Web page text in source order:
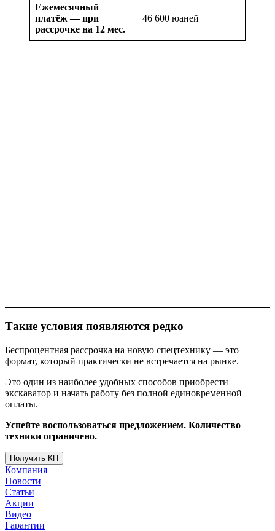
Ежемесячный
платёж — при
рассрочке на 12 мес.
46 600 юаней
Такие условия появляются редко
Беспроцентная рассрочка на новую спецтехнику — это
формат, который практически не встречается на рынке.
Это один из наиболее удобных способов приобрести
экскаватор и начать работу без полной единовременной
оплаты.
Успейте воспользоваться предложением. Количество
техники ограничено.
Получить КП
Компания
Новости
Статьи
Акции
Видео
Гарантии